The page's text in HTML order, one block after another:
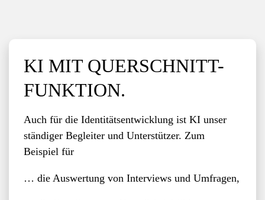
KI MIT QUERSCHNITT-
FUNKTION.
Auch für die Identitätsentwicklung ist KI unser
ständiger Begleiter und Unterstützer. Zum
Beispiel für
… die Auswertung von Interviews und Umfragen,